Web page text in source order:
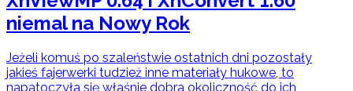
niemal na Nowy Rok
Jeżeli komuś po szaleństwie ostatnich dni pozostały
jakieś fajerwerki tudzież inne materiały hukowe, to
napatoczyła się właśnie dobra okoliczność do ich